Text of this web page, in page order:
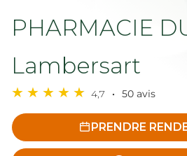
PHARMACIE
Lambersart
4,7 50 avis
PRENDRE